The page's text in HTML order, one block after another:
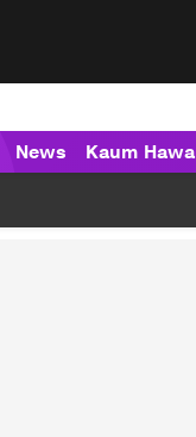
Indonesia
News Kaum Hawa